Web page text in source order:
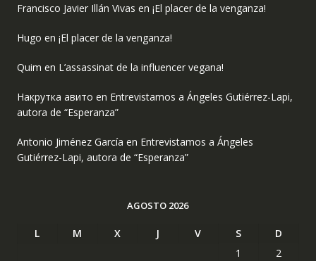
Francisco Javier Illán Vivas en ¡El placer de la venganza!
Hugo en ¡El placer de la venganza!
Quim en L’assassinat de la influencer vegana!
Накрутка авито en Entrevistamos a Ángeles Gutiérrez-Lapi,
autora de “Esperanza”
Antonio Jiménez García en Entrevistamos a Ángeles
Gutiérrez-Lapi, autora de “Esperanza”
AGOSTO 2026
L M X J V S
D
1
2